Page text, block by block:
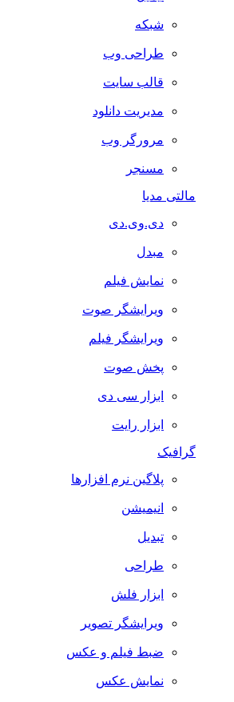
شبکه
طراحی وب
قالب سایت
مدیریت دانلود
مرورگر وب
مسنجر
مالتی مدیا
دی.وی.دی
مبدل
نمایش فیلم
ویرایشگر صوت
ویرایشگر فیلم
پخش صوت
ابزار سی دی
ابزار رایت
گرافیک
پلاگین نرم افزارها
انیمیشن
تبدیل
طراحی
ابزار فلش
ویرایشگر تصویر
ضبط فيلم و عكس
نمایش عکس